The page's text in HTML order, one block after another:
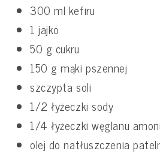
300 ml kefiru
1 jajko
50 g cukru
150 g mąki pszennej
szczypta soli
1/2 łyżeczki sody
1/4 łyżeczki węglanu
olej do natłuszczenia